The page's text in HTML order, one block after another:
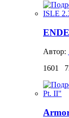
Автор:
1601